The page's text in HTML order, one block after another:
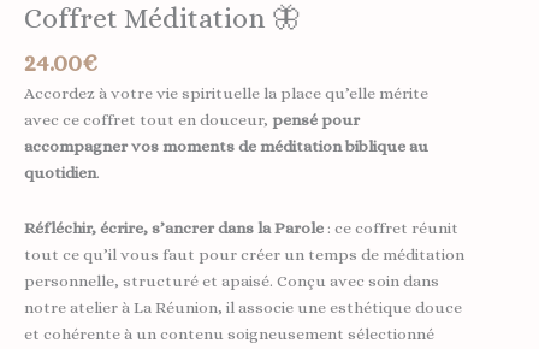
Coffret Méditation 🦋
24.00€
Accordez à votre vie spirituelle la place qu’elle mérite
avec ce coffret tout en douceur, pensé pour
accompagner vos moments de méditation biblique au
quotidien.
Réfléchir, écrire, s’ancrer dans la Parole : ce coffret réunit
tout ce qu’il vous faut pour créer un temps de méditation
personnelle, structuré et apaisé. Conçu avec soin dans
notre atelier à La Réunion, il associe une esthétique douce
et cohérente à un contenu soigneusement sélectionné